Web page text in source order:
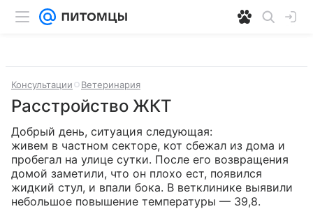
Консультации Ветеринария
Расстройство ЖКТ
Добрый день, ситуация следующая:
живем в частном секторе, кот сбежал из дома и
пробегал на улице сутки. После его возвращения
домой заметили, что он плохо ест, появился
жидкий стул, и впали бока. В ветклинике выявили
небольшое повышение температуры — 39,8.